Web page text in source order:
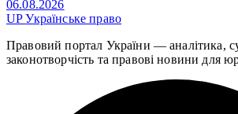
06.08.2026
UPУкраїнське право
Правовий портал України — аналітика,
законотворчість та правові новини для